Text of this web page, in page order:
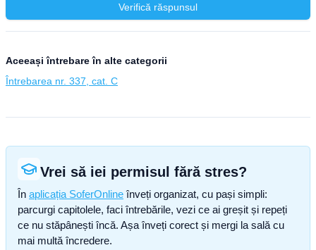
Verifică răspunsul
Aceeași întrebare în alte categorii
Întrebarea nr. 337, cat. C
Vrei să iei permisul fără stres?
În aplicația SoferOnline înveți organizat, cu pași simpli:
parcurgi capitolele, faci întrebările, vezi ce ai greșit și repeți
ce nu stăpânești încă. Așa înveți corect și mergi la sală cu
mai multă încredere.